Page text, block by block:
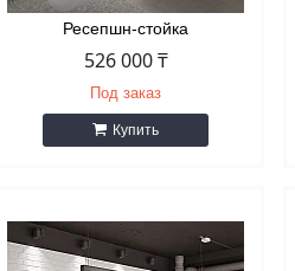
Ресепшн-стойка
526 000 ₸
Под заказ
Купить